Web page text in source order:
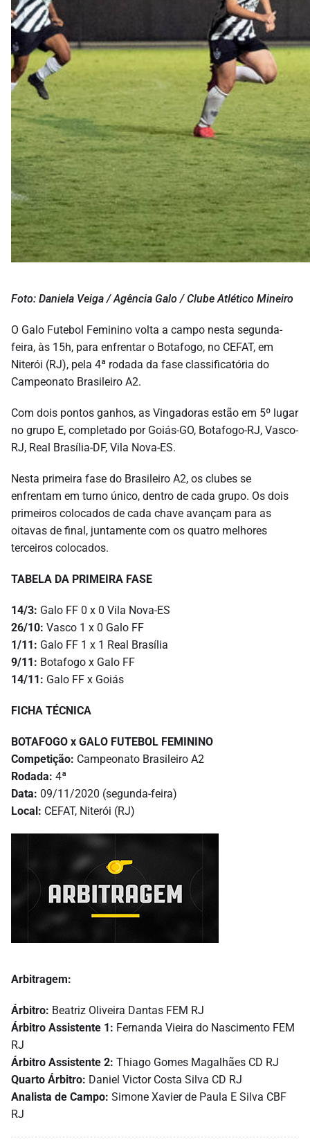
Foto: Daniela Veiga / Agência Galo / Clube Atlético Mineiro
O Galo Futebol Feminino volta a campo nesta segunda-
feira, às 15h, para enfrentar o Botafogo, no CEFAT, em
Niterói (RJ), pela 4ª rodada da fase classificatória do
Campeonato Brasileiro A2.
Com dois pontos ganhos, as Vingadoras estão em 5º lugar
no grupo E, completado por Goiás-GO, Botafogo-RJ, Vasco-
RJ, Real Brasília-DF, Vila Nova-ES.
Nesta primeira fase do Brasileiro A2, os clubes se
enfrentam em turno único, dentro de cada grupo. Os dois
primeiros colocados de cada chave avançam para as
oitavas de final, juntamente com os quatro melhores
terceiros colocados.
TABELA DA PRIMEIRA FASE
14/3: Galo FF 0 x 0 Vila Nova-ES
26/10: Vasco 1 x 0 Galo FF
1/11: Galo FF 1 x 1 Real Brasília
9/11: Botafogo x Galo FF
14/11: Galo FF x Goiás
FICHA TÉCNICA
BOTAFOGO x GALO FUTEBOL FEMININO
Competição: Campeonato Brasileiro A2
Rodada: 4ª
Data: 09/11/2020 (segunda-feira)
Local: CEFAT, Niterói (RJ)
Arbitragem:
Árbitro: Beatriz Oliveira Dantas FEM RJ
Árbitro Assistente 1: Fernanda Vieira do Nascimento FEM
RJ
Árbitro Assistente 2: Thiago Gomes Magalhães CD RJ
Quarto Árbitro: Daniel Victor Costa Silva CD RJ
Analista de Campo: Simone Xavier de Paula E Silva CBF
RJ